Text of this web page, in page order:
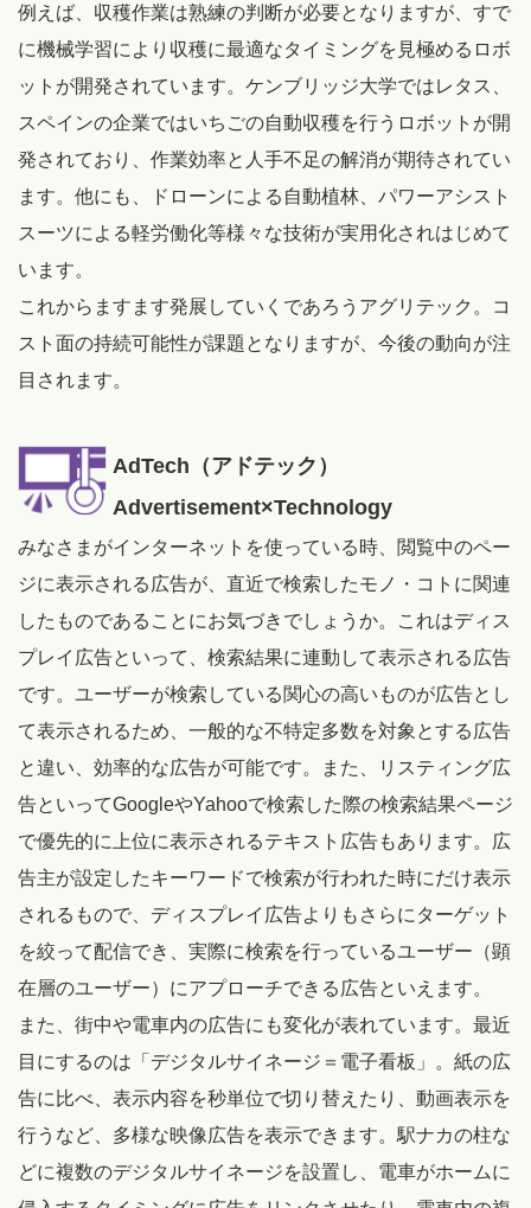
例えば、収穫作業は熟練の判断が必要となりますが、すで
に機械学習により収穫に最適なタイミングを見極めるロボ
ットが開発されています。ケンブリッジ大学ではレタス、
スペインの企業ではいちごの自動収穫を行うロボットが開
発されており、作業効率と人手不足の解消が期待されてい
ます。他にも、ドローンによる自動植林、パワーアシスト
スーツによる軽労働化等様々な技術が実用化されはじめて
います。
これからますます発展していくであろうアグリテック。コ
スト面の持続可能性が課題となりますが、今後の動向が注
目されます。
AdTech（アドテック）
Advertisement×Technology
みなさまがインターネットを使っている時、閲覧中のペー
ジに表示される広告が、直近で検索したモノ・コトに関連
したものであることにお気づきでしょうか。これはディス
プレイ広告といって、検索結果に連動して表示される広告
です。ユーザーが検索している関心の高いものが広告とし
て表示されるため、一般的な不特定多数を対象とする広告
と違い、効率的な広告が可能です。また、リスティング広
告といってGoogleやYahooで検索した際の検索結果ページ
で優先的に上位に表示されるテキスト広告もあります。広
告主が設定したキーワードで検索が行われた時にだけ表示
されるもので、ディスプレイ広告よりもさらにターゲット
を絞って配信でき、実際に検索を行っているユーザー（顕
在層のユーザー）にアプローチできる広告といえます。
また、街中や電車内の広告にも変化が表れています。最近
目にするのは「デジタルサイネージ＝電子看板」。紙の広
告に比べ、表示内容を秒単位で切り替えたり、動画表示を
行うなど、多様な映像広告を表示できます。駅ナカの柱な
どに複数のデジタルサイネージを設置し、電車がホームに